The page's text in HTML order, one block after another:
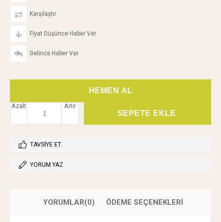
Karşılaştır
Fiyat Düşünce Haber Ver
Gelince Haber Ver
Artır
Azalt
TAVSIYE ET
YORUM YAZ
YORUMLAR(0) ÖDEME SEÇENEKLERI